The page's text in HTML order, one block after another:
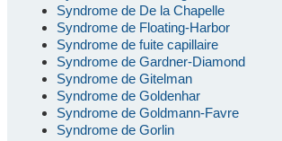
Syndrome de De la Chapelle
Syndrome de Floating-Harbor
Syndrome de fuite capillaire
Syndrome de Gardner-Diamond
Syndrome de Gitelman
Syndrome de Goldenhar
Syndrome de Goldmann-Favre
Syndrome de Gorlin